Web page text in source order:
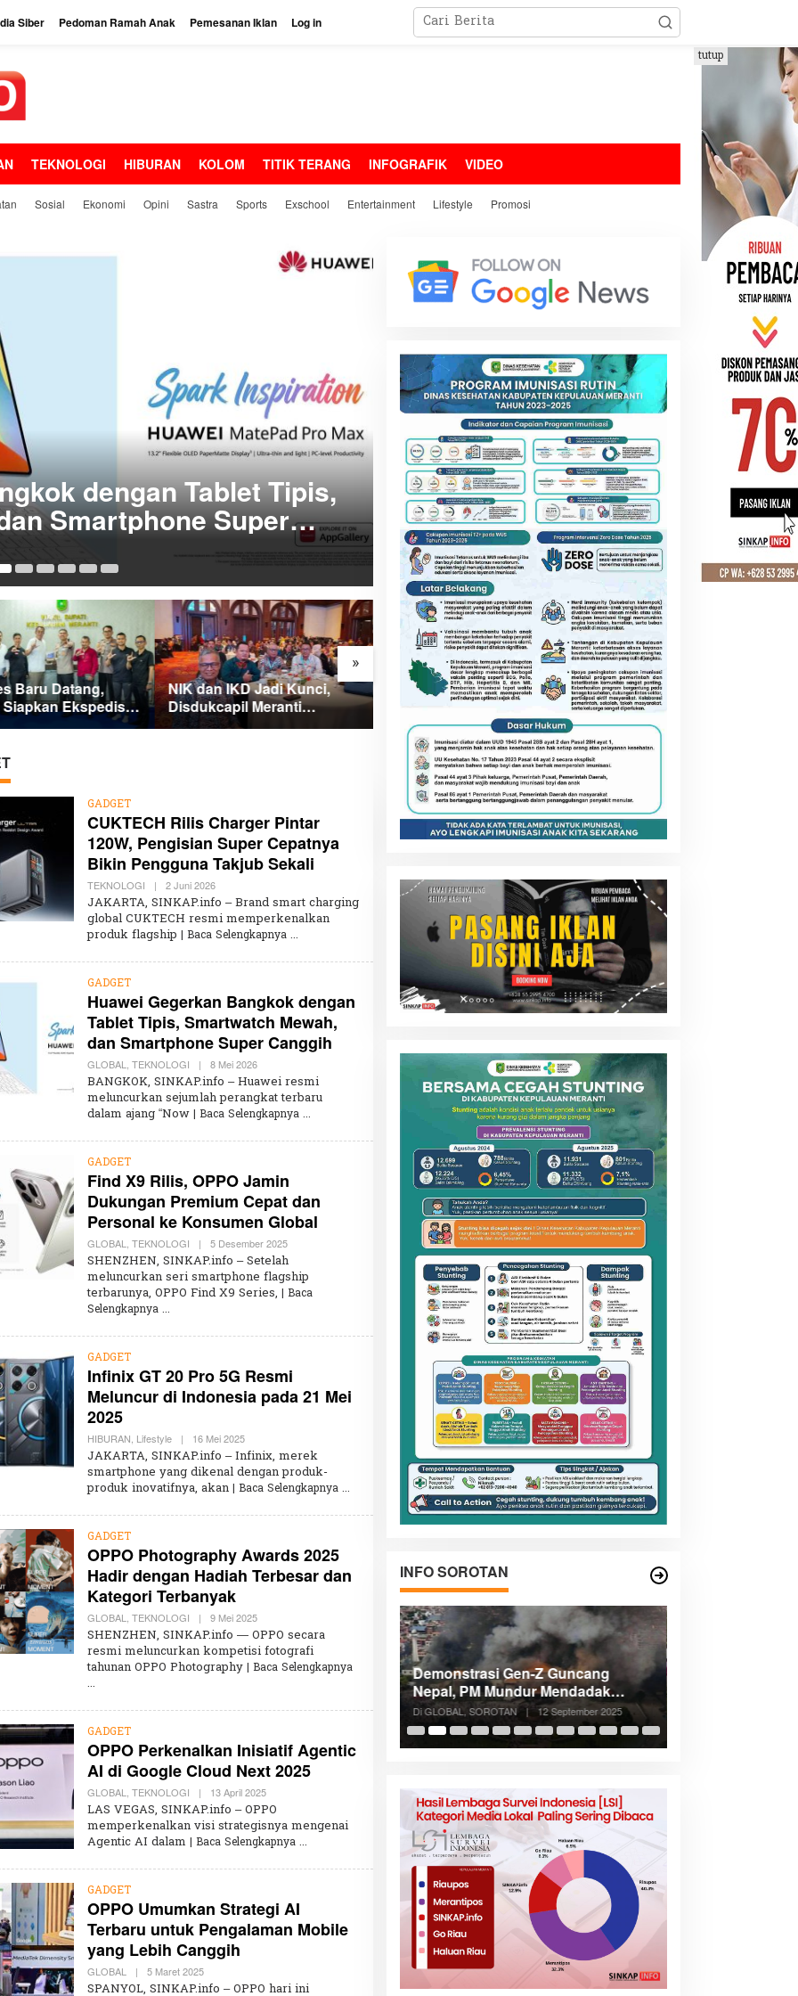
Siber Pedoman Ramah Anak Pemesanan Iklan Log in
TEKNOLOGI HIBURAN KOLOM TITIK TERANG INFOGRAFIK VIDEO
Sosial Ekonomi Opini Sastra Sports Exschool Entertainment Lifestyle Promosi
tutup
dengan Tablet Tipis,
Smartphone Super
GLOBAL,TEKNOLOGI
Find X9 Rilis, OPPO Jamin
Cepat dan Personal ke
5 Desember 2025
»
Baru Datang,
Siapkan Ekspedisi
Penuh Makna
NIK dan IKD Jadi Kunci,
Disdukcapil Meranti
Percepat Revolusi Layanan
Meranti Siapkan Gudang
Bulog Baru, Strategi Besar
Atasi Krisis Pangan
Rp52 Juta Santunan BPJS
Disalurkan, Meranti Perluas
Perlindungan Pekerja
Rentan
GADGET
CUKTECH Rilis Charger Pintar
120W, Pengisian Super Cepatnya
Bikin Pengguna Takjub Sekali
TEKNOLOGI | 2 Juni 2026O
L
E
H
K
A
U
N
N
S
A
JAKARTA, SINKAP.info – Brand smart charging
global CUKTECH resmi memperkenalkan
produk flagship | Baca Selengkapnya
GADGET
Huawei Gegerkan Bangkok dengan
Tablet Tipis, Smartwatch Mewah,
dan Smartphone Super Canggih
GLOBAL TEKNOLOGI | 8 Mei 2026O
L
E
H
K
A
U
N
N
S
BANGKOK, SINKAP.info – Huawei resmi
meluncurkan sejumlah perangkat terbaru
dalam ajang “Now | Baca Selengkapnya
GADGET
Find X9 Rilis, OPPO Jamin
Dukungan Premium Cepat dan
Personal ke Konsumen Global
GLOBAL TEKNOLOGI | 5 Desember 2025O
L
E
H
K
N
N
I
S
SHENZHEN, SINKAP.info – Setelah
meluncurkan seri smartphone flagship
terbarunya, OPPO Find X9 Series, | Baca
Selengkapnya
GADGET
Infinix GT 20 Pro 5G Resmi
Meluncur di Indonesia pada 21 Mei
2025
HIBURAN Lifestyle | 16 Mei 2025O
L
E
H
K
A
U
N
N
A
JAKARTA, SINKAP.info – Infinix, merek
smartphone yang dikenal dengan produk-
produk inovatifnya, akan | Baca Selengkapnya
GADGET
OPPO Photography Awards 2025
Hadir dengan Hadiah Terbesar dan
Kategori Terbanyak
GLOBAL TEKNOLOGI | 9 Mei 2025O
L
E
H
K
N
I
S
A
SHENZHEN, SINKAP.info — OPPO secara
resmi meluncurkan kompetisi fotografi
tahunan OPPO Photography | Baca Selengkapnya
GADGET
OPPO Perkenalkan Inisiatif Agentic
AI di Google Cloud Next 2025
GLOBAL TEKNOLOGI | 13 April 2025O
L
E
H
K
A
U
N
N
LAS VEGAS, SINKAP.info – OPPO
memperkenalkan visi strategisnya mengenai
Agentic AI dalam | Baca Selengkapnya
GADGET
OPPO Umumkan Strategi AI
Terbaru untuk Pengalaman Mobile
yang Lebih Canggih
GLOBAL | 5 Maret 2025O
L
SPANYOL, SINKAP.info – OPPO hari ini
INFO SOROTAN
Penembakan Tragis Charlie Kirk di
Masih Buron
Di GLOBAL, SOROTAN | 12 September 2025
Demonstrasi Gen-Z Guncang
Nepal, PM Mundur Mendadak
Setelah Gedung Parlemen Dibakar
Di GLOBAL, SOROTAN | 12 September 2025